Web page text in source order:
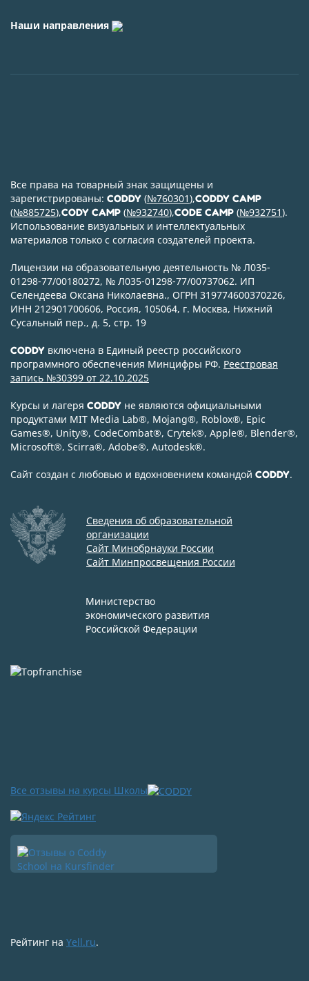
Наши направления
Все права на товарный знак защищены и
зарегистрированы: CODDY (№760301),CODDY CAMP
(№885725),CODY CAMP (№932740),CODE CAMP (№932751).
Использование визуальных и интеллектуальных
материалов только с согласия создателей проекта.
Лицензии на образовательную деятельность № Л035-
01298-77/00180272, № Л035-01298-77/00737062. ИП
Селендеева Оксана Николаевна., ОГРН 319774600370226,
ИНН 212901700606, Россия, 105064, г. Москва, Нижний
Сусальный пер., д. 5, стр. 19
CODDY включена в Единый реестр российского
программного обеспечения Минцифры РФ. Реестровая
запись №30399 от 22.10.2025
Курсы и лагеря CODDY не являются официальными
продуктами MIT Media Lab®, Mojang®, Roblox®, Epic
Games®, Unity®, CodeСombat®, Crytek®, Apple®, Blender®,
Microsoft®, Scirra®, Adobe®, Autodesk®.
Сайт создан с любовью и вдохновением командой CODDY.
Сведения об образовательной
организации
Сайт Минобрнауки России
Сайт Минпросвещения России
Министерство
экономического развития
Российской Федерации
Все отзывы на курсы Школы
Рейтинг на Yell.ru.